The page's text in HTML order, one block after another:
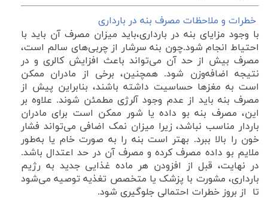
خطرات و ملاحظات مصرف بنه در بارداری
با وجود مزایای بنه در بارداری،باید میزان مصرف آن باید با
احتیاط انجام شود.چون بنه سرشار از چربی‌های سالم است،
مصرف بیش از حد آن می‌تواند باعث افزایش کالری و در
نتیجه اضافه‌وزن شود. همچنین، برخی از مادران ممکن
است به مغزها حساسیت داشته باشند، بنابراین پیش از
مصرف بنه باید از عدم وجود آلرژی مطمئن شوند. علاوه بر
این، مصرف بنه بو داده یا شور ممکن است برای مادران
باردار مناسب نباشد، زیرا میزان نمک اضافی می‌تواند فشار
خون را بالا ببرد. بهتر است بنه را به صورت خام یا به‌طور
ملایم بو داده مصرف کرده و مصرف آن در حد اعتدال باشد.
در نهایت، قبل از افزودن هر ماده غذایی جدید به رژیم
بارداری، مشورت با پزشک یا متخصص تغذیه توصیه می‌شود
تا از بروز خطرات احتمالی جلوگیری شود.